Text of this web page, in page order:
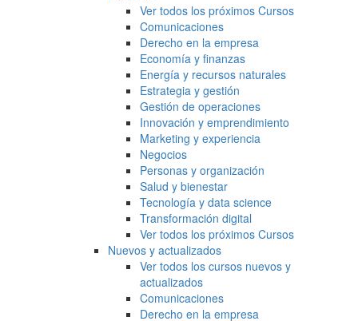
Ver todos los próximos Cursos
Comunicaciones
Derecho en la empresa
Economía y finanzas
Energía y recursos naturales
Estrategia y gestión
Gestión de operaciones
Innovación y emprendimiento
Marketing y experiencia
Negocios
Personas y organización
Salud y bienestar
Tecnología y data science
Transformación digital
Ver todos los próximos Cursos
Nuevos y actualizados
Ver todos los cursos nuevos y
actualizados
Comunicaciones
Derecho en la empresa